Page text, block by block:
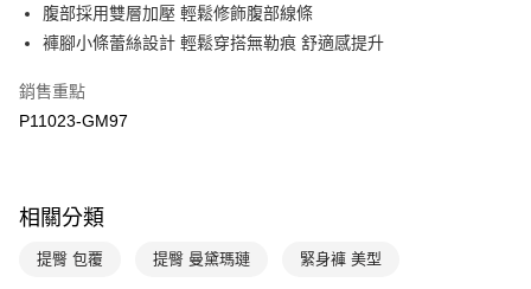
台新國際商業銀行
中國信託商業銀行
台灣樂天信用卡公司
AFTEE先享後付
相關說明
AFTEE先享後付是「在收到商品之後才付款」的支付方式。 讓您購物簡單
便利好安心！
【「AFTEE先享後付」結帳流程】
結帳頁面，進行簡訊認證並確認金額後，即可完成結帳。
ATM付款
每筆NT$90，滿NT$888(含以上)免運費
付款後全家取貨$888免運-以PackAge+配客嘉循環箱包裝寄出
腹部採用雙層加壓 輕鬆修飾腹部線條
褲腳小條蕾絲設計 輕鬆穿搭無勒痕 舒適感提升
銷售重點
P11023-GM97
相關分類
提臀 包覆 提臀 曼黛瑪璉 緊身褲 美型